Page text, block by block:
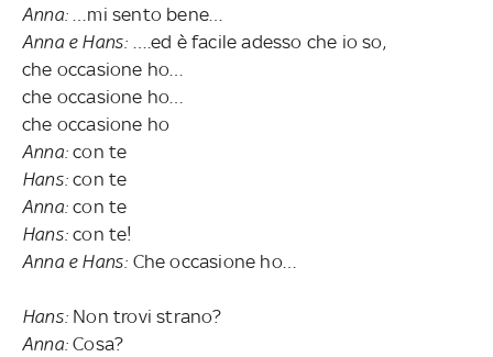
Anna:…mi sento bene…
Anna e Hans: ….ed è facile adesso che io so,
che occasione ho…
che occasione ho…
che occasione ho
Anna:con te
Hans:con te
Anna:con te
Hans:con te!
Anna e Hans: Che occasione ho…
Hans:Non trovi strano?
Anna:Cosa?